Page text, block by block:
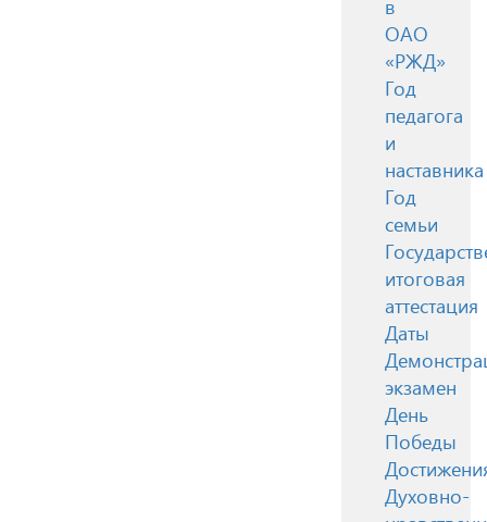
в
ОАО
«РЖД»
Год
педагога
и
наставника
Год
семьи
итоговая
аттестация
Даты
экзамен
День
Победы
Духовно-